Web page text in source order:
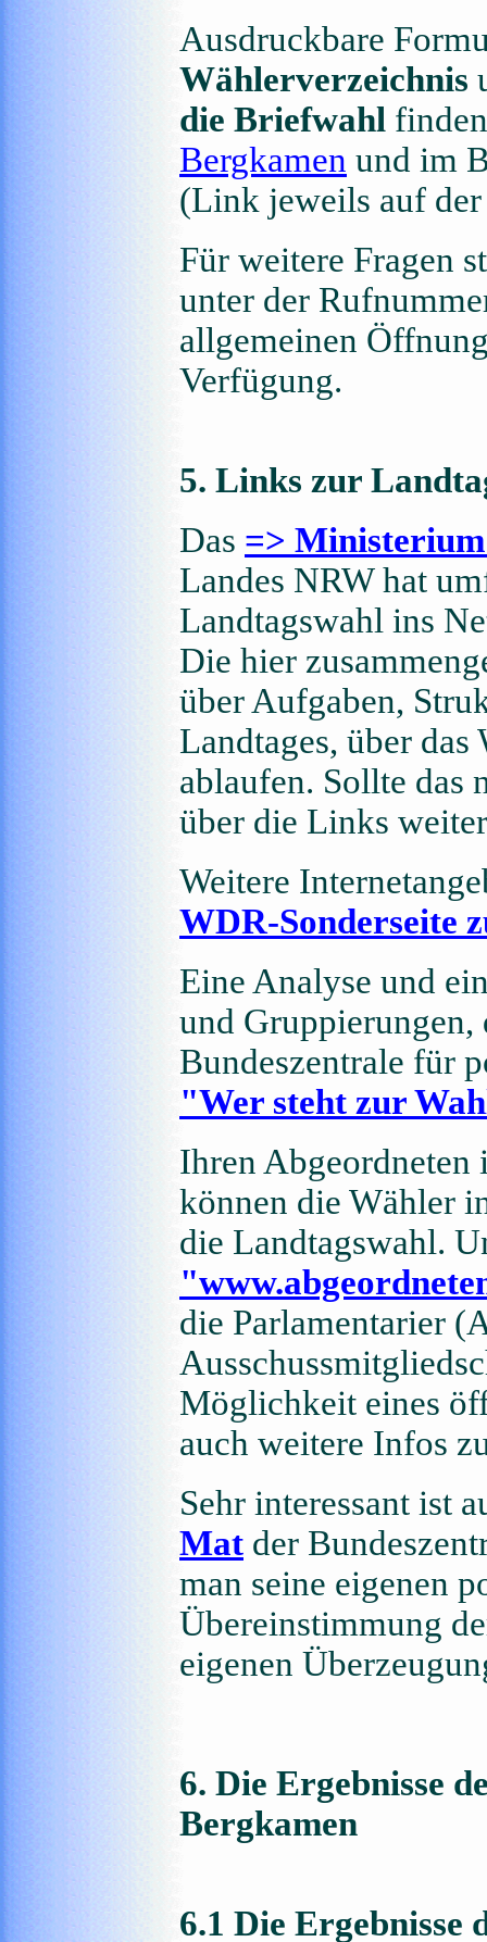
Ausdruckbare
Wählerverzeichnis
die Briefwahl
Bergkamen und im
(Link jeweils auf der
Für weitere Fragen
unter der
allgemeinen
Verfügung.
5. Links zur
Das =>
Landes NRW hat
Landtagswahl ins
Die hier
über Aufgaben,
Landtages, über
ablaufen. Sollte das
über die Links
Weitere
WDR-Sonderseite
Eine Analyse und
und Gruppierungen,
Bundeszentrale für
"Wer steht zur
Ihren
können die Wähler
die Landtagswahl.
die Parlamentarier
Möglichkeit eines
auch weitere Infos
Sehr interessant ist
Mat der
man seine eigenen
Übereinstimmung
eigenen
6. Die Ergebnisse
Bergkamen
6.1 Die Ergebnisse